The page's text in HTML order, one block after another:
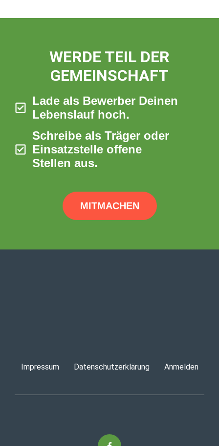
WERDE TEIL DER
GEMEINSCHAFT
Lade als Bewerber Deinen
Lebenslauf hoch.
Schreibe als Träger oder
Einsatzstelle offene
Stellen aus.
MITMACHEN
Impressum Datenschutzerklärung Anmelden